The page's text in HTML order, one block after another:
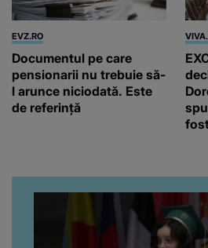
EVZ.RO
Documentul pe care
pensionarii nu trebuie să-
l arunce niciodată. Este
de referință
pe